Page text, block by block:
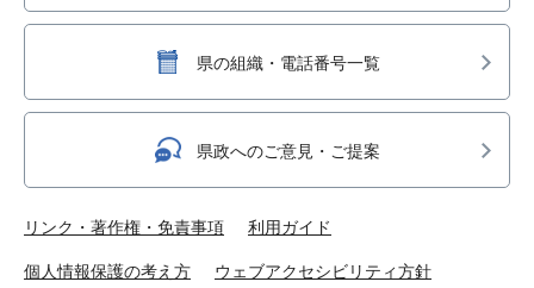
県の組織・電話番号一覧
県政へのご意見・ご提案
リンク・著作権・免責事項 利用ガイド
個人情報保護の考え方 ウェブアクセシビリティ方針